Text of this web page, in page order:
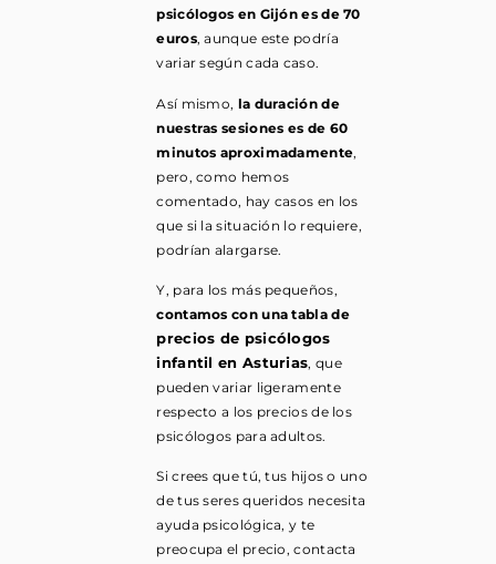
psicólogos en Gijón es de 70
euros, aunque este podría
variar según cada caso.
Así mismo, la duración de
nuestras sesiones es de 60
minutos aproximadamente,
pero, como hemos
comentado, hay casos en los
que si la situación lo requiere,
podrían alargarse.
Y, para los más pequeños,
contamos con una tabla de
precios de psicólogos
infantil en Asturias, que
pueden variar ligeramente
respecto a los precios de los
psicólogos para adultos.
Si crees que tú, tus hijos o uno
de tus seres queridos necesita
ayuda psicológica, y te
preocupa el precio, contacta